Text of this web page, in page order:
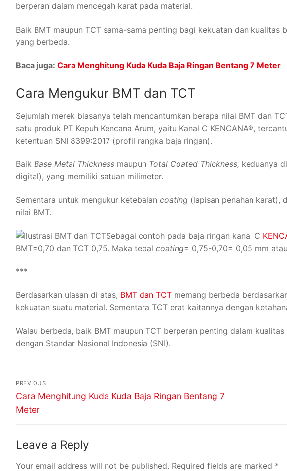
berperan dalam mencegah karat pada material.
Baik BMT maupun TCT sama-sama penting bagi kekuatan dan kualitas
yang berbeda.
Baca juga: Cara Menghitung Kuda Kuda Baja Ringan Bentang 7 Meter
Cara Mengukur BMT dan TCT
Sejumlah merek biasanya telah mencantumkan berapa nilai BMT dan
satu produk PT Kepuh Kencana Arum, yaitu Kanal C KENCANA®,
ketentuan SNI 8399:2017 (profil rangka baja ringan).
Baik Base Metal Thickness maupun Total Coated Thickness, keduanya
digital), yang memiliki satuan milimeter.
Sementara untuk mengukur ketebalan coating (lapisan penahan karat),
nilai BMT.
Sebagai contoh pada baja ringan kanal C
BMT=0,70 dan TCT 0,75. Maka tebal coating= 0,75-0,70= 0,05 mm
***
Berdasarkan ulasan di atas, BMT dan TCT memang berbeda
kekuatan suatu material. Sementara TCT erat kaitannya dengan
Walau berbeda, baik BMT maupun TCT berperan penting dalam
dengan Standar Nasional Indonesia (SNI).
PREVIOUS
Cara Menghitung Kuda Kuda Baja Ringan Bentang 7
Meter
Leave a Reply
Your email address will not be published. Required fields are marked *